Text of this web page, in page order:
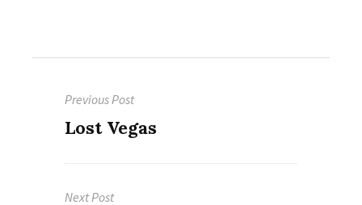
pos
Previous Post
Previous
Lost Vegas
Next Post